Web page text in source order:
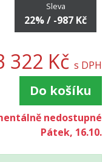
Sleva
22% / -987 Kč
322 Kč s DPH
Do košíku
nedostupné
Pátek, 16.10.